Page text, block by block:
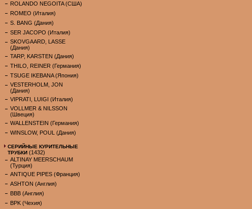
ROLANDO NEGOITA (США)
ROMEO (Италия)
S. BANG (Дания)
SER JACOPO (Италия)
SKOVGAARD, LASSE
(Дания)
TARP, KARSTEN (Дания)
THILO, REINER (Германия)
TSUGE IKEBANA (Япония)
VESTERHOLM, JON
(Дания)
VIPRATI, LUIGI (Италия)
VOLLMER & NILSSON
(Швеция)
WALLENSTEIN (Германия)
WINSLOW, POUL (Дания)
СЕРИЙНЫЕ КУРИТЕЛЬНЫЕ
ТРУБКИ (1432)
ALTINAY MEERSCHAUM
(Турция)
ANTIQUE PIPES (Франция)
ASHTON (Англия)
BBB (Англия)
BPK (Чехия)